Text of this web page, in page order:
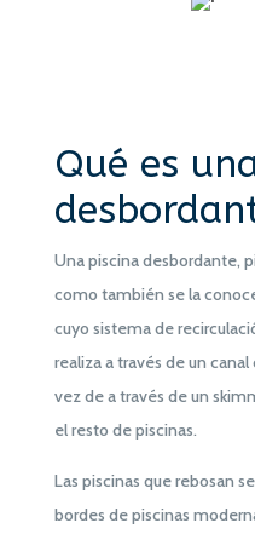
Qué es
Una piscina desbordante,
como también se la
cuyo sistema de
realiza a través de un
vez de a través de un
el resto de piscinas.
Las piscinas que rebosan
bordes de piscinas